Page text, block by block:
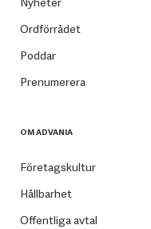
Ordförrådet
Poddar
Prenumerera
OM ADVANIA
Företagskultur
Hållbarhet
Offentliga avtal